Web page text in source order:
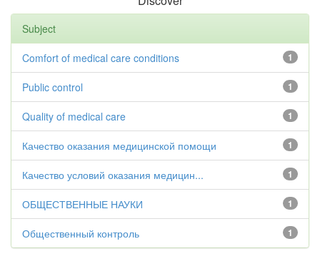
Subject
1
Comfort of medical care conditions
1
Public control
1
Quality of medical care
1
Качество оказания медицинской помощи
1
Качество условий оказания медицин...
1
ОБЩЕСТВЕННЫЕ НАУКИ
1
Общественный контроль